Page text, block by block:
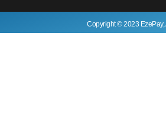
Copyright © 2023